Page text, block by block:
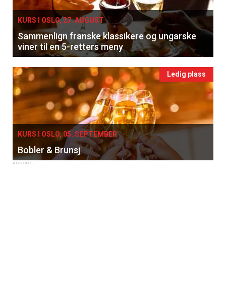
KURS I OSLO, 27. AUGUST
Sammenlign franske klassikere og ungarske
viner til en 5-retters meny
Ledig plass
KURS I OSLO, 05. SEPTEMBER
Bobler & Brunsj